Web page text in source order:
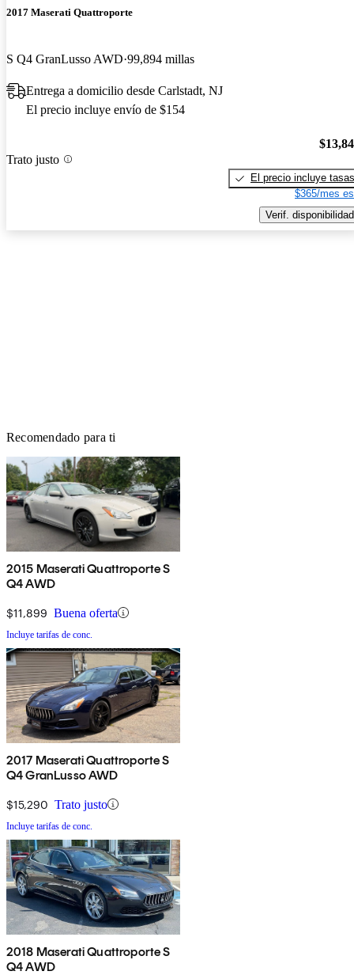
2017 Maserati Quattroporte
S Q4 GranLusso AWD 99,894 millas
Entrega a domicilio desde Carlstadt, NJ
El precio incluye envío de $154
Trato justo
El precio incluye tasas
$365/mes
Verif. disponibilidad
Recomendado para ti
2015 Maserati Quattroporte S
Q4 AWD
$11,899 Buena oferta
Incluye tarifas de conc.
2017 Maserati Quattroporte S
Q4 GranLusso AWD
$15,290 Trato justo
Incluye tarifas de conc.
2018 Maserati Quattroporte S
Q4 AWD